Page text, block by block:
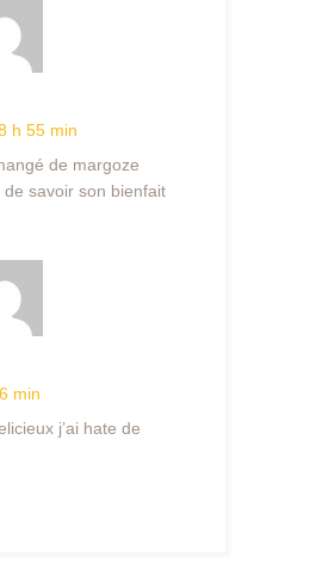
h 55 min
de margoze
savoir son bienfait
min
j’ai hate de